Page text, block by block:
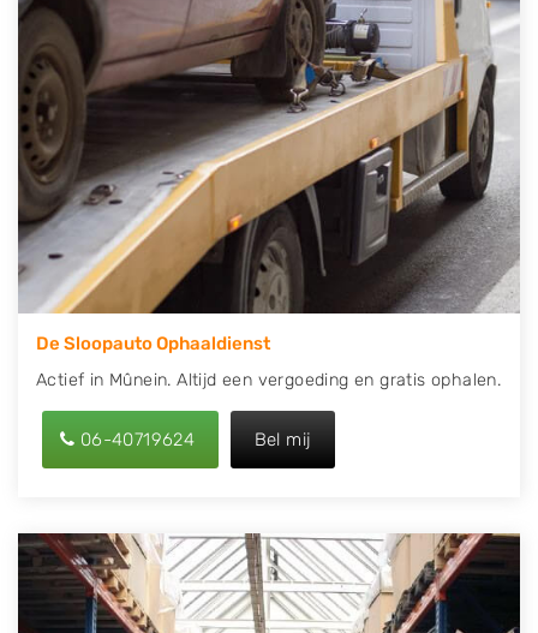
aanvragen? Dat kan via de Onderdelenlijn! Vul uw
kenteken in en druk op verzenden.
Wij kunnen u helpen met de inkoop van auto's van
eigenlijk alle merken, zoals Alfa Romeo, Audi, BMW,
Chevrolet, Citroën, Dacia, Fiat, Ford, Honda, Hyundai,
Kia, Mazda, Mercedes Benz, Mitsubishi, Nissan, Opel,
Peugeot, Porsche, Renault, Seat, Skoda, Suzuki, Tesla,
Toyota, Volkswagen en Volvo.
De Sloopauto Ophaaldienst
Actief in Mûnein. Altijd een vergoeding en gratis ophalen.
06-40719624 Bel mij